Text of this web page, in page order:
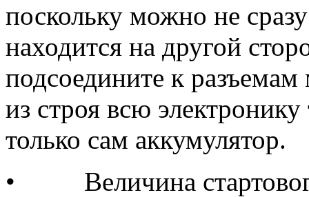
поскольку можно не
находится на другой
подсоедините к
из строя всю
только сам аккумулятор.
• Величина